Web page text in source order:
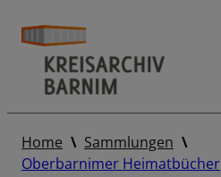
Home
Sammlungen
Oberbarnimer Heimatbücher